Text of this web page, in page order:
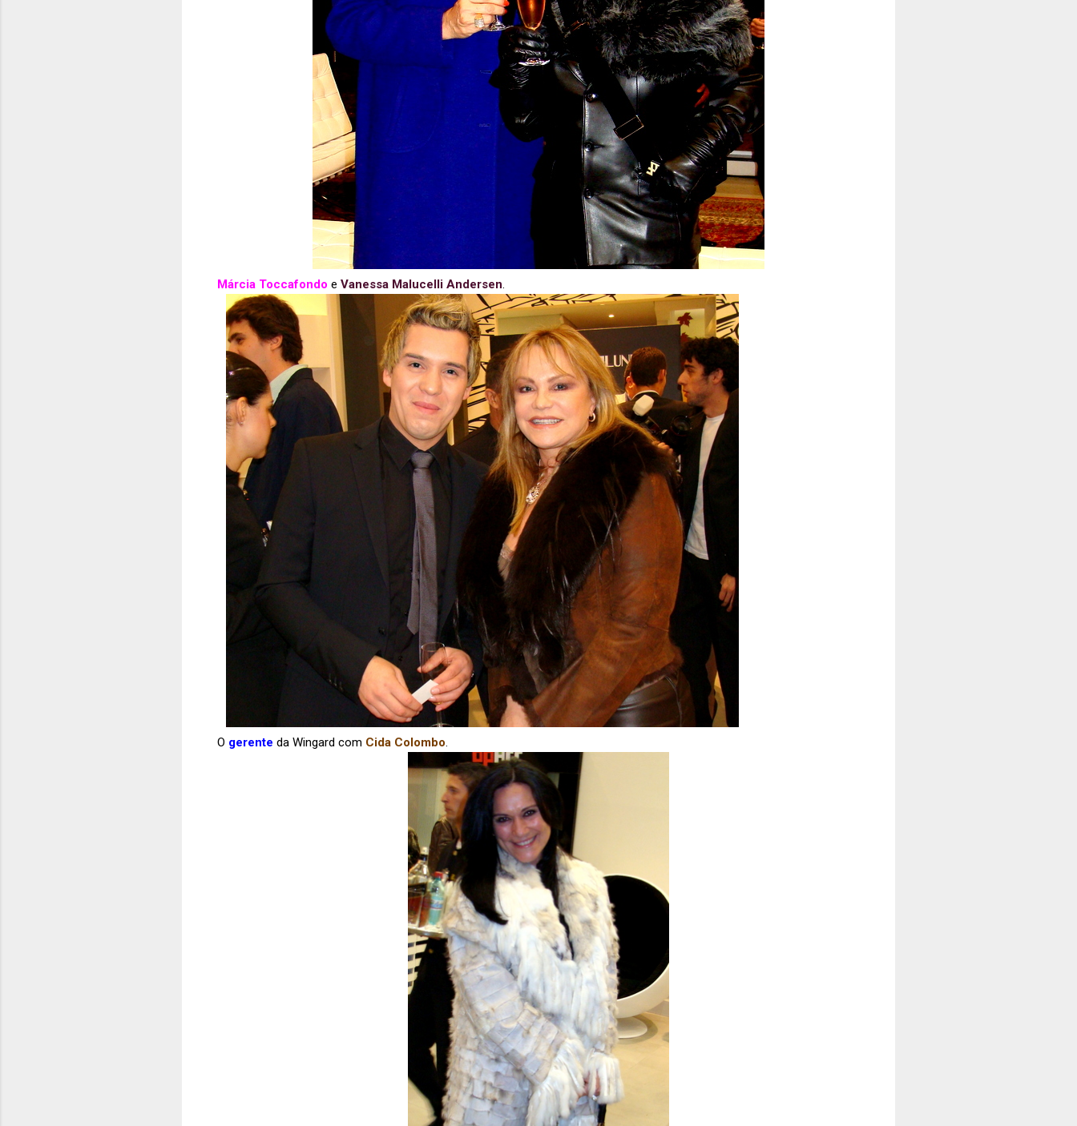
Márcia Toccafondo e Vanessa Malucelli Andersen
O gerente da Wingard com Cida Colombo